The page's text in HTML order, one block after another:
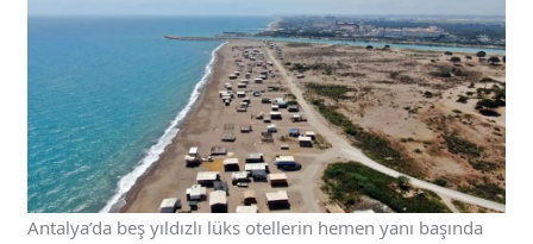
Antalya’da beş yıldızlı lüks otellerin hemen yanı başında